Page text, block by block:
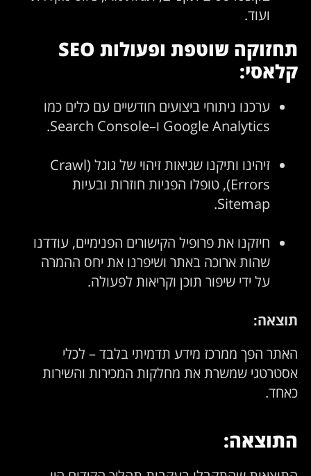
ועוד.
תחזוקה שוטפת ופעולות SEO
קלאסי:
ערכנו ניתוחי ביצועים חודשיים עם כלים כמו
Google Analytics ו–Search Console.
זיהינו ותיקנו שגיאות זיהוי של גוגל (Crawl
Errors), טופלו הפניות חוזרות ובעיות
Sitemap.
חיזקנו את פרופיל הקישורים הפנימיים, עודדנו
שהות ארוכה באתר ושיפרנו את יחס ההמרה
על ידי שיפור תוכן וקריאות לפעולה.
תוצאה:
האתר הפך ממרכז מידע תדמיתי בלבד – לכלי
אסטרטגי שמשרת את מחלקות המכירות והשירות
כאחד.
התוצאה: